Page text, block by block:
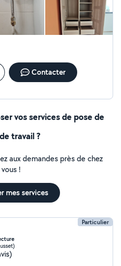
Contacter
vos services de pose de
travail ?
aux demandes près de chez
vous !
mes services
Particulier